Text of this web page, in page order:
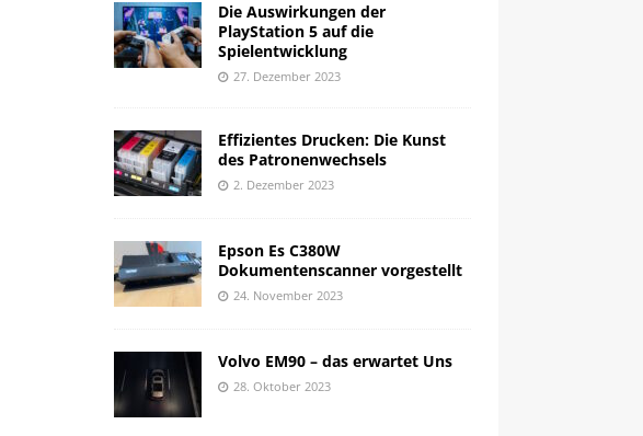
Die Auswirkungen der
PlayStation 5 auf die
Spielentwicklung
27. Dezember 2023
Effizientes Drucken: Die Kunst
des Patronenwechsels
2. Dezember 2023
Epson Es C380W
Dokumentenscanner vorgestellt
24. November 2023
Volvo EM90 – das erwartet Uns
28. Oktober 2023